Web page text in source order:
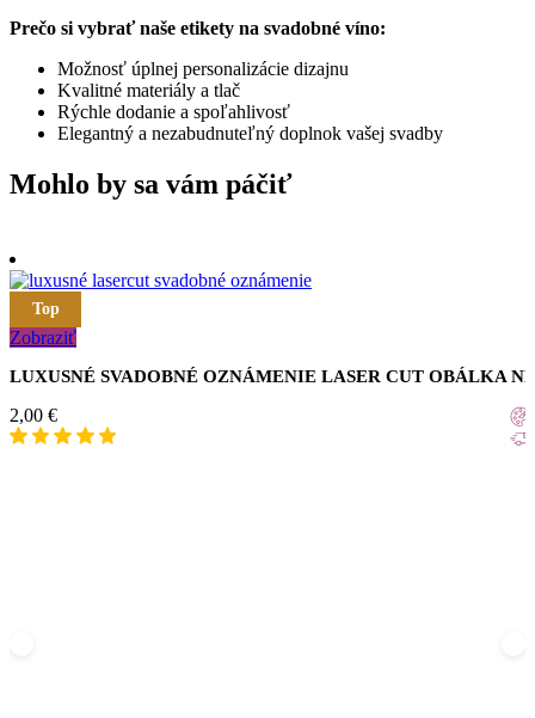
Prečo si vybrať naše etikety na svadobné víno:
Možnosť úplnej personalizácie dizajnu
Kvalitné materiály a tlač
Rýchle dodanie a spoľahlivosť
Elegantný a nezabudnuteľný doplnok vašej svadby
Mohlo by sa vám páčiť
Top
Zobraziť
LUXUSNÉ SVADOBNÉ OZNÁMENIE LASER CUT OBÁLKA
2,00 €